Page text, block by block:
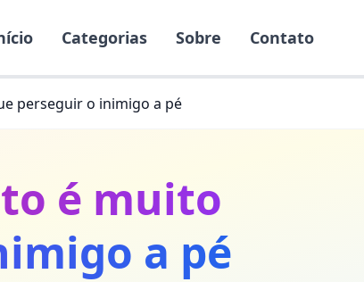
Categorias Sobre Contato
perseguir o inimigo a pé
é muito
a pé